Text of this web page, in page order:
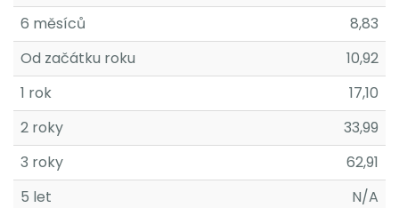
6 měsíců
8,83
Od začátku roku
10,92
1 rok
17,10
2 roky
33,99
3 roky
62,91
5 let
N/A